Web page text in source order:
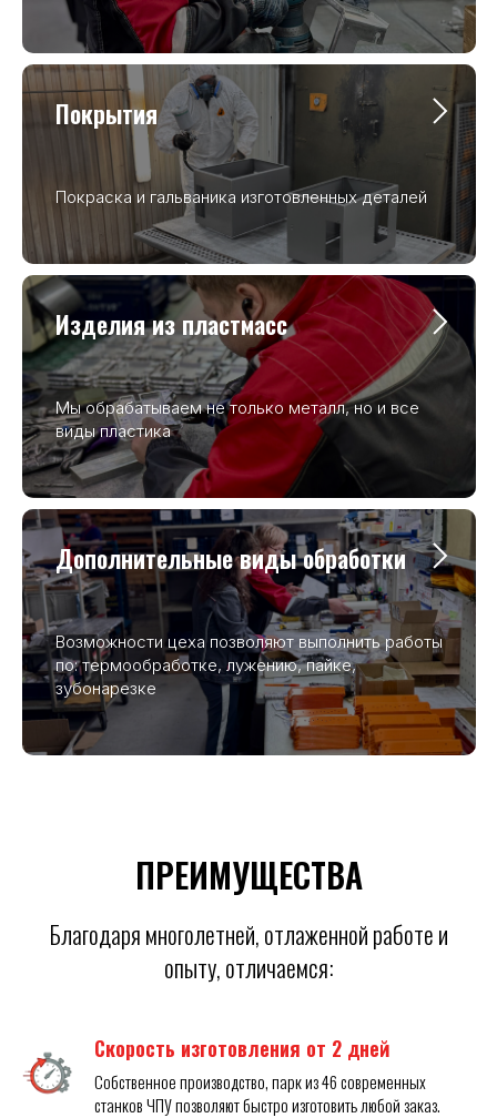
Покрытия
Покраска и гальваника изготовленных деталей
Изделия из пластмасс
Мы обрабатываем не только металл, но и все
виды пластика
Дополнительные виды обработки
Возможности цеха позволяют выполнить работы
по: термообработке, лужению, пайке,
зубонарезке
ПРЕИМУЩЕСТВА
Благодаря многолетней, отлаженной работе и
опыту, отличаемся:
Скорость изготовления от 2 дней
Собственное производство, парк из 46 современных
станков ЧПУ позволяют быстро изготовить любой заказ.